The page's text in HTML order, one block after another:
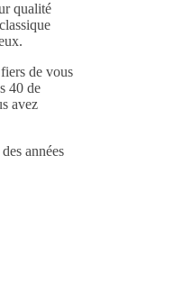
qualité
de vous
40 de
avez
années